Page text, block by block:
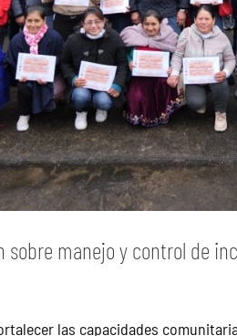
sobre manejo y control de
las capacidades